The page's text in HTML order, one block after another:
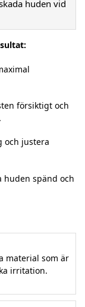
huden vid
försiktigt och
och justera
huden spänd och
material som är
irritation.